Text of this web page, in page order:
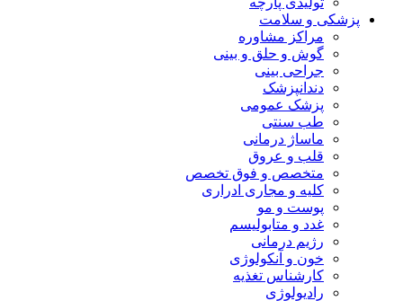
پزشکی و سلامت
مراکز مشاوره
گوش و حلق و بینی
جراحی بینی
دندانپزشک
پزشک عمومی
طب سنتی
ماساژ درمانی
قلب و عروق
متخصص و فوق تخصص
کلیه و مجاری ادراری
پوست و مو
غدد و متابولیسم
رژیم درمانی
خون و آنکولوژی
کارشناس تغذیه
رادیولوژی